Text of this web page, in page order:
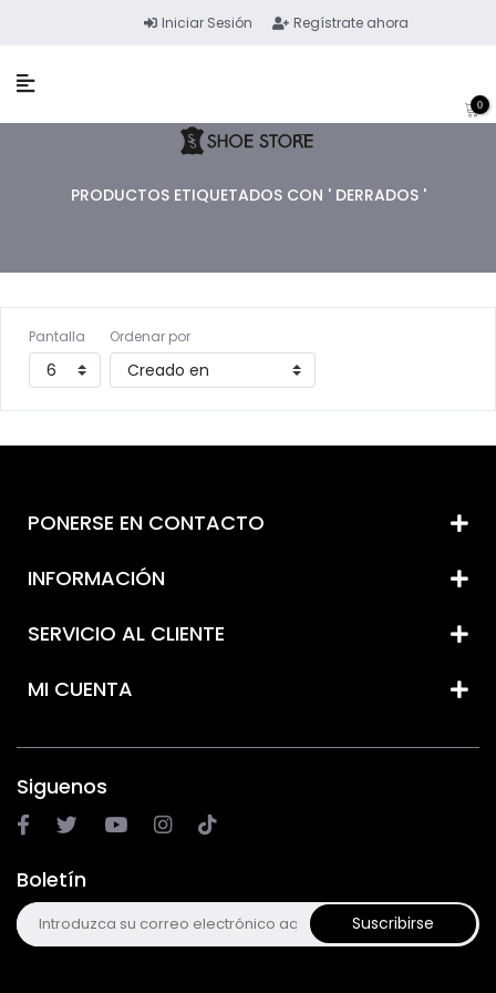
Iniciar Sesión Regístrate ahora
0
PRODUCTOS ETIQUETADOS CON ' DERRADOS '
Pantalla Ordenar por
PONERSE EN CONTACTO
INFORMACIÓN
SERVICIO AL CLIENTE
MI CUENTA
Siguenos
Boletín
Suscribirse